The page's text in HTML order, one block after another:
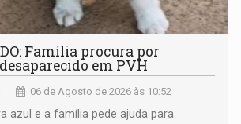
Família procura por
em PVH
06 de Agosto de 2026 às 10:52
azul e a família pede ajuda para